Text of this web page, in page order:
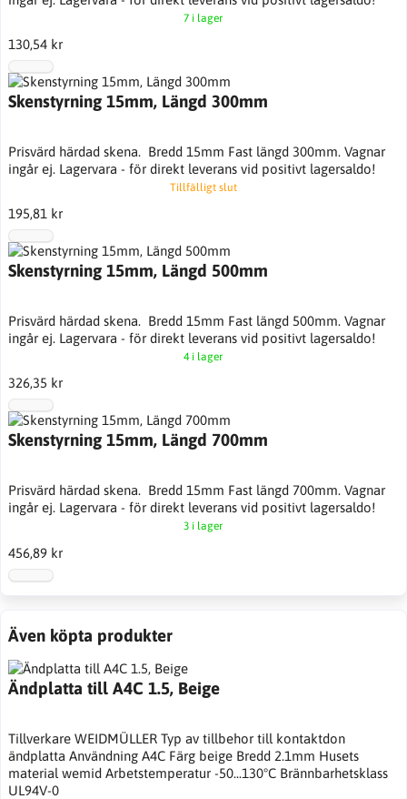
7 i lager
130,54 kr
Skenstyrning 15mm, Längd 300mm
Prisvärd härdad skena. Bredd 15mm Fast längd 300mm. Vagnar
ingår ej. Lagervara - för direkt leverans vid positivt lagersaldo!
Tillfälligt slut
195,81 kr
Skenstyrning 15mm, Längd 500mm
Prisvärd härdad skena. Bredd 15mm Fast längd 500mm. Vagnar
ingår ej. Lagervara - för direkt leverans vid positivt lagersaldo!
4 i lager
326,35 kr
Skenstyrning 15mm, Längd 700mm
Prisvärd härdad skena. Bredd 15mm Fast längd 700mm. Vagnar
ingår ej. Lagervara - för direkt leverans vid positivt lagersaldo!
3 i lager
456,89 kr
Även köpta produkter
Ändplatta till A4C 1.5, Beige
Tillverkare WEIDMÜLLER Typ av tillbehor till kontaktdon
ändplatta Användning A4C Färg beige Bredd 2.1mm Husets
material wemid Arbetstemperatur -50...130°C Brännbarhetsklass
UL94V-0